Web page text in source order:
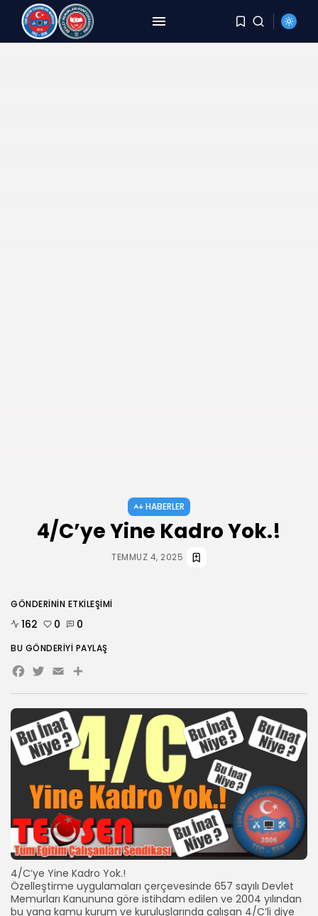
HABERLER
4/C’ye Yine Kadro Yok.!
TEMMUZ 4, 2025
4/C’ye Yine Kadro Yok.!
Özelleştirme uygulamaları çerçevesinde 657 sayılı Devlet
Memurları Kanununa göre istihdam edilen ve 2004 yılından
bu yana kamu kurum ve kuruluşlarında çalışan 4/C’li diye
GÖNDERININ ETKILEŞIMI
162 0 0
BU GÖNDERIYI PAYLAŞ
Facebook
Twitter
EmailShare